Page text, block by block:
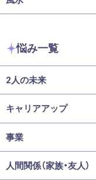
悩み一覧
2人の未来
キャリアアップ
事業
人間関係（家族・友人）